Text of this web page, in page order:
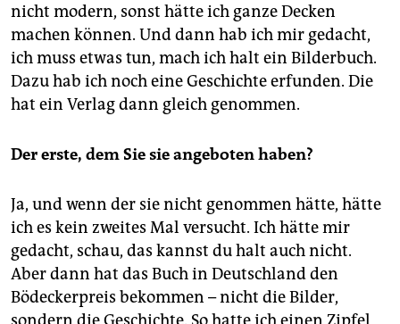
nicht modern, sonst hätte ich ganze Decken
machen können. Und dann hab ich mir gedacht,
ich muss etwas tun, mach ich halt ein Bilderbuch.
Dazu hab ich noch eine Geschichte erfunden. Die
hat ein Verlag dann gleich genommen.
Der erste, dem Sie sie angeboten haben?
Ja, und wenn der sie nicht genommen hätte, hätte
ich es kein zweites Mal versucht. Ich hätte mir
gedacht, schau, das kannst du halt auch nicht.
Aber dann hat das Buch in Deutschland den
Bödeckerpreis bekommen – nicht die Bilder,